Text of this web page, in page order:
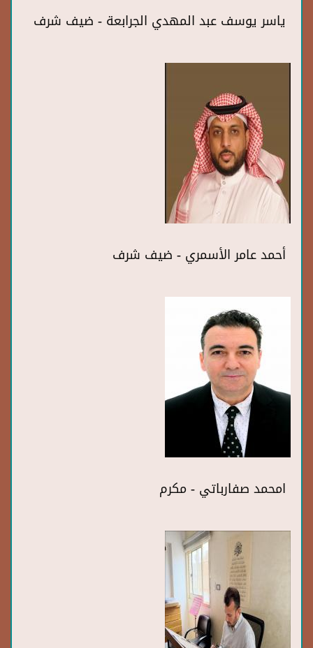
ياسر يوسف عبد المهدي الجرابعة - ضيف شرف
أحمد عامر الأسمري - ضيف شرف
امحمد صفارباتي - مكرم